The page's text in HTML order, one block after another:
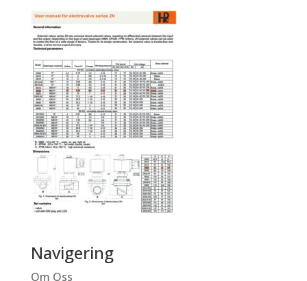
Navigering
Om Oss